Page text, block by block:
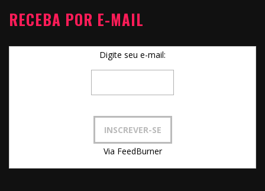
RECEBA POR E-MAIL
Digite seu e-mail:
Via FeedBurner